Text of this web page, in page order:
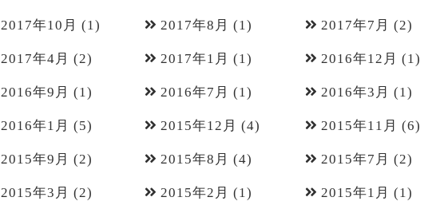
2017年10月 (1) 2017年8月 (1) 2017年7月 (2)
2017年4月 (2) 2017年1月 (1) 2016年12月 (1)
2016年9月 (1) 2016年7月 (1) 2016年3月 (1)
2016年1月 (5) 2015年12月 (4) 2015年11月 (6)
2015年9月 (2) 2015年8月 (4) 2015年7月 (2)
2015年3月 (2) 2015年2月 (1) 2015年1月 (1)